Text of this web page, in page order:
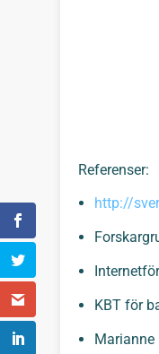
Referenser:
http://
KBT för